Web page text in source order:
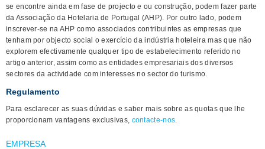
se encontre ainda em fase de projecto e ou construção, podem fazer parte
da Associação da Hotelaria de Portugal (AHP). Por outro lado, podem
inscrever-se na AHP como associados contribuintes as empresas que
tenham por objecto social o exercício da indústria hoteleira mas que não
explorem efectivamente qualquer tipo de estabelecimento referido no
artigo anterior, assim como as entidades empresariais dos diversos
sectores da actividade com interesses no sector do turismo.
Regulamento
Para esclarecer as suas dúvidas e saber mais sobre as quotas que lhe
proporcionam vantagens exclusivas, contacte-nos.
EMPRESA